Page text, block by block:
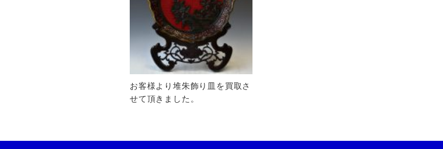
お客様より堆朱飾り皿を買取さ
せて頂きました。